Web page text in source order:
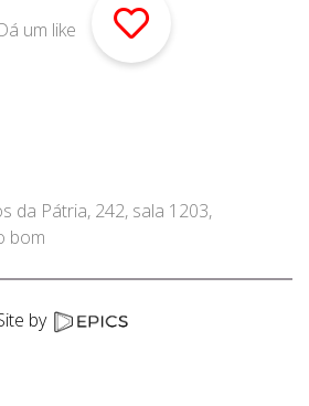
um like
da Pátria, 242, sala 1203,
bom
by